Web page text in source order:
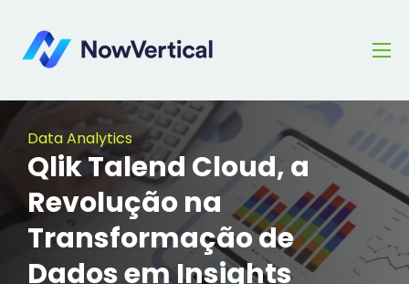
Data Analytics
Qlik Talend Cloud, a
Revolução na
Transformação de
Dados em Insights